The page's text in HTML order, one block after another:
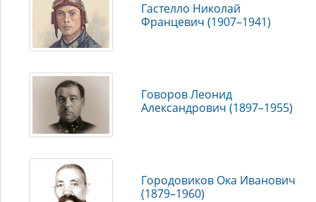
Гастелло Николай
Францевич (1907–1941)
Говоров Леонид
Александрович (1897–1955)
Городовиков Ока Иванович
(1879–1960)